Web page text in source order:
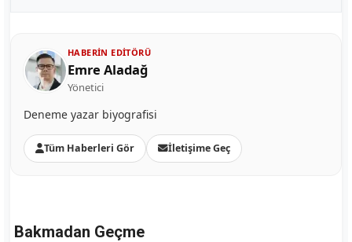
HABERIN EDITÖRÜ
Emre Aladağ
Yönetici
Deneme yazar biyografisi
Tüm Haberleri Gör İletişime Geç
Bakmadan Geçme